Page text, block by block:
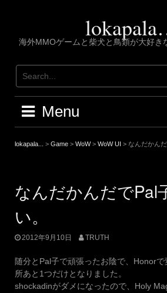
海外MMOゲームと柴犬と鳥類が大好き
Menu
lokapala... > Game > WoW> WoW UI > なんだかん
なんだかんだでPal
い。
2012年9月10日 TRUTH
随分とPal子で頑張ったお陰で、Honor
所あと1つだけとなりました。
shockadinがダメになったので、Holy